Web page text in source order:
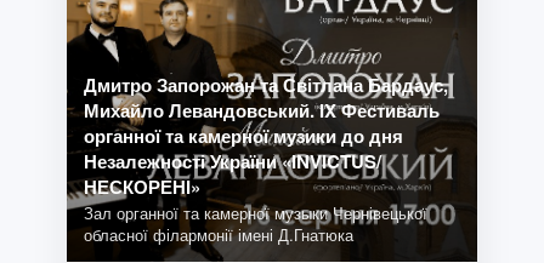
Дмитро Запорожан та Світлана Бардаус,
Михайло Левандовський. IX Фестиваль
органної та камерної музики до дня
Незалежності України «INVICTUS/
НЕСКОРЕНІ»
Зал органної та камерної музыки Чернівецької
обласної філармонії імені Д.Гнатюка